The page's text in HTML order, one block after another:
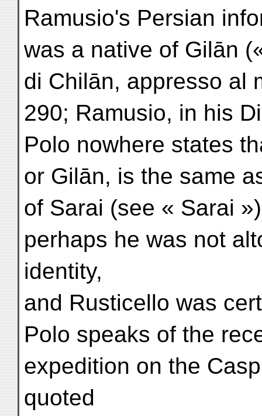
Ramusio's Persian
was a native of Gilān
di Chilān, appresso al
290; Ramusio, in his
Polo nowhere states
or Gilān, is the same
of Sarai (see « Sarai
perhaps he was not
identity,
and Rusticello was
Polo speaks of the
expedition on the
quoted